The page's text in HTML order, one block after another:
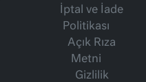
İptal ve İade
Politikası
Açık Rıza
Metni
Gizlilik